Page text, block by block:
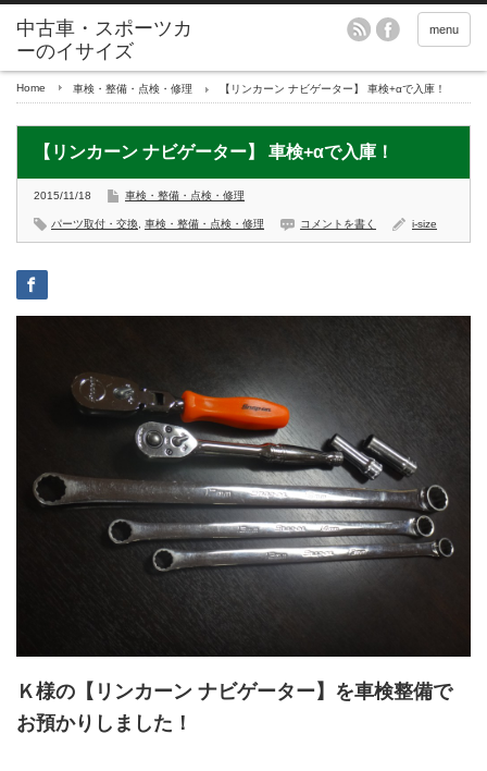
menu
Home 車検・整備・点検・修理 【リンカーン ナビゲーター】 車検+αで入庫！
【リンカーン ナビゲーター】 車検+αで入庫！
2015/11/18 車検・整備・点検・修理
パーツ取付・交換 車検・整備・点検・修理 コメントを書く i-size
Ｋ様の 【リンカーン ナビゲーター】 を車検整備で
お預かりしました！